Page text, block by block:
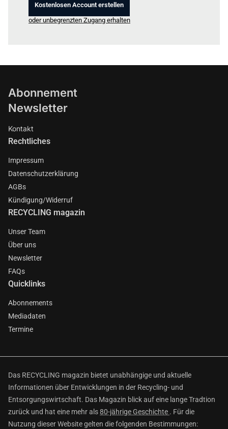
Kostenlosen Account erstellen
oder unbegrenzten Zugang erhalten
Abonnement
Newsletter
Kontakt
Rechtliches
Impressum
Datenschutzerklärung
AGBs
Kündigung/Widerruf
RECYCLING magazin
Unser Team
Über uns
Newsletter
FAQs
Quicklinks
Abonnements
Mediadaten
Termine
Das RECYCLING magazin bietet unabhängige und aktuelle
Informationen über Entwicklungen in der Recycling- und
Entsorgungswirtschaft. Das Magazin blick auf eine lange Tradtion
zurück und hat eine mehr als80-jährige Geschichte . Für die
Nutzung dieser Website gelten die folgenden Bestimmungen: